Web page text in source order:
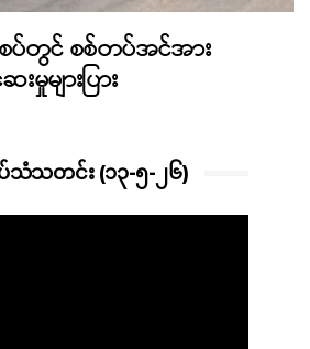
ပ်တွင် စစ်တပ်အင်အား
များပြား
သံသတင်း (၁၃-၅-၂၆)